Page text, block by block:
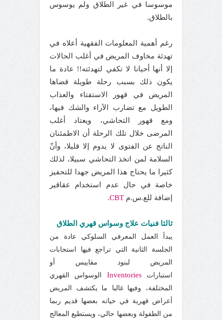
موسوسا في غير الطلاق ولم يوسوس
بالطلاق.
رغم أهمية المعلومات الفقهية أعلاه في
تهدئة مخاوف المريض في أغلب الحالات
إلا أنها أحيانا لا تكفي لتهدئته!! عادة ما
يكون ذلك بسبب رحلة طويلة قضاها
المريض في قهور الاستفتاء والعذاب
الطويل مع تضارب الآراء والشك فيها،
ومع قهور التحاشي، ويعتاد أغلب
المرضى خلال تلك الرحلة أن الاطمئنان
الناتج عن الفتوى لا يدوم إلا قليلا، وأنّ
السلامة لمن اتخذ التحاشي سبيلا، لذلك
كثيرا ما يحتاج هذا المريض جهدا للتحفيز
خاصة في حال عدم استخدام عقاقير
إضافة للع.س.م CBT
.
ثالثا فنيات علاج وسواس قهري الطلاق
يبدأ العمل المعرفي السلوكي عادة من
الجلسة الثانية التي تراجع فيها استجابات
المريض لبنود مقاييس أو
استباراتInventories الوسواس القهري
المختلفة، وفيها غالبا ما يكتشف المريض
أعراض قهرية في حياته بعضها قديم ربما
من الطفولة وبعضها حالي، ويستطيع المعالج